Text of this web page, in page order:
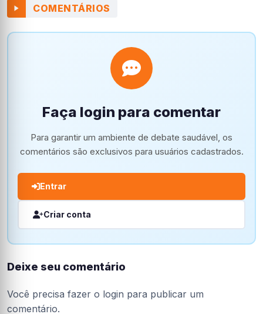
COMENTÁRIOS
Faça login para comentar
Para garantir um ambiente de debate saudável, os
comentários são exclusivos para usuários cadastrados.
Entrar
Criar conta
Deixe seu comentário
Você precisa fazer o login para publicar um
comentário.